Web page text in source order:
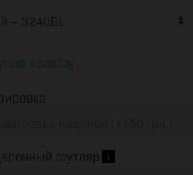
к заказу
футляр i